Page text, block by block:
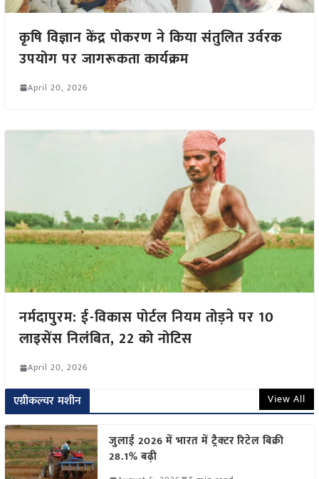
कृषि विज्ञान केंद्र पोकरण ने किया संतुलित उर्वरक
उपयोग पर जागरूकता कार्यक्रम
April 20, 2026
नर्मदापुरम: ई-विकास पोर्टल नियम तोड़ने पर 10
लाइसेंस निलंबित, 22 को नोटिस
April 20, 2026
एग्रीकल्चर मशीन View All
जुलाई 2026 में भारत में ट्रैक्टर रिटेल बिक्री
28.1% बढ़ी